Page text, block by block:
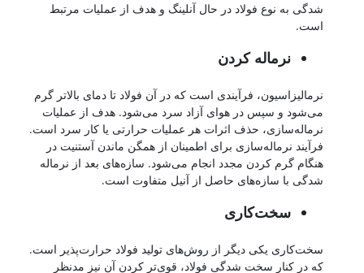
شدگی به نوع فولاد در حال آنلینگ و هدف از عملیات مرتبط
است.
نرماله کردن
نرمالیزاسیون، فرآیندی است که در آن فولاد تا دمای بالاتر گرم
می‌شود و سپس در هوای آزاد سرد می‌شود. هدف از عملیات
نرماله‌سازی، حذف اثرات هر عملیات حرارتی یا کار سرد است.
فرآیند نرماله‌سازی برای اطمینان از همگن ماندن آستنیت در
هنگام گرم کردن مجدد انجام می‌شود. سازه‌های بعد از نرماله
شدگی با سازه‌های حاصل از آنیل متفاوت است.
سخت‌کاری
سخت‌کاری یکی دیگر از روش‌های تولید فولاد حرارت‌پذیر است.
که در کنار سخت شدگی فولاد، قوی‌تر کردن آن نیز مدنظر